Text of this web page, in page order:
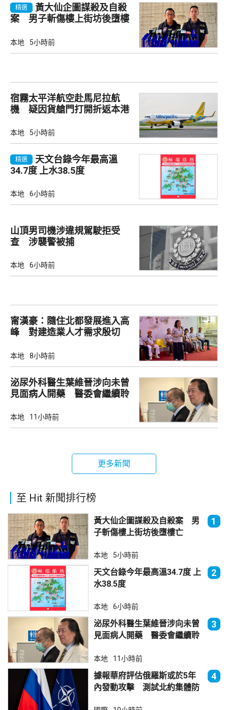
精選
黃大仙企圖謀殺及自殺
案 男子斬傷樓上街坊後墮樓
本地 5小時前
宿霧太平洋航空赴馬尼拉航
機 疑因貨艙門打開折返本港
本地 5小時前
精選
天文台錄今年最高溫
34.7度 上水38.5度
本地 6小時前
山頂男司機涉違規駕駛拒受
查 涉襲警被捕
本地 6小時前
甯漢豪：隨住北都發展進入高
峰 對建造業人才需求殷切
本地 8小時前
泌尿外科醫生葉維晉涉向未曾
見面病人開藥 醫委會繼續聆
本地 11小時前
更多新聞
至 Hit 新聞排行榜
黃大仙企圖謀殺及自殺案 男
子斬傷樓上街坊後墮樓亡
1
本地 5小時前
天文台錄今年最高溫34.7度 上
水38.5度
2
本地 6小時前
泌尿外科醫生葉維晉涉向未曾
見面病人開藥 醫委會繼續聆
3
本地 11小時前
據報華府評估俄羅斯或於5年
內發動攻擊 測試北約集體防
4